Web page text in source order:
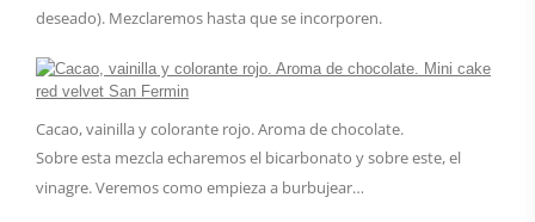
deseado). Mezclaremos hasta que se incorporen.
Cacao, vainilla y colorante rojo. Aroma de chocolate.
Sobre esta mezcla echaremos el bicarbonato y sobre este, el
vinagre. Veremos como empieza a burbujear…